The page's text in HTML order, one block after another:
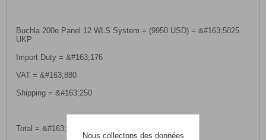
Buchla 200e Panel 12 WLS System = (9950 USD) = &#163;5025
UKP
Import Duty = &#163;176
VAT = &#163;880
Shipping = &#163;250
Total = &#163;6331 UKP (€9311 Euro)
Nous collectons des données